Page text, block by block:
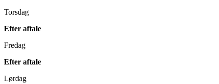
Torsdag
Efter aftale
Fredag
Efter aftale
Lørdag